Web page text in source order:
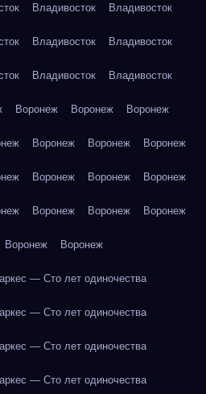
Владивосток Владивосток
Владивосток Владивосток
Владивосток Владивосток
Воронеж Воронеж Воронеж
Воронеж Воронеж Воронеж
Воронеж Воронеж Воронеж
Воронеж Воронеж Воронеж
Воронеж Воронеж
— Сто лет одиночества
— Сто лет одиночества
— Сто лет одиночества
— Сто лет одиночества